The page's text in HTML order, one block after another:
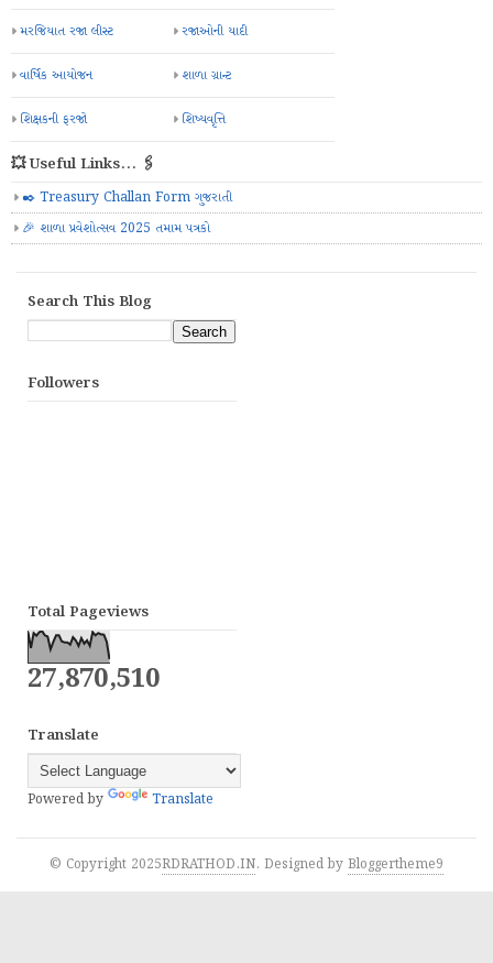
મરજિયાત રજા લીસ્ટ રજાઓની યાદી
વાર્ષિક આયોજન શાળા ગ્રાન્ટ
શિક્ષકની ફરજો શિષ્યવૃત્તિ
💥 Useful Links... 🖇️
✒️ Treasury Challan Form ગુજરાતી
🎉 શાળા પ્રવેશોત્સવ 2025 તમામ પત્રકો
Search This Blog
Followers
Total Pageviews
27,870,510
Translate
Powered by Translate
© Copyright 2025RDRATHOD.IN. Designed by Bloggertheme9